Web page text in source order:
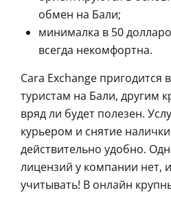
обмен на Бали;
минималка в 50
всегда некомфортна.
Cara Exchange пригодится
туристам на Бали, другим
вряд ли будет полезен.
курьером и снятие
действительно удобно.
лицензий у компании нет,
учитывать! В онлайн